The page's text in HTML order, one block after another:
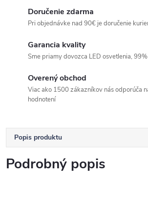
Doručenie zdarma
Pri objednávke nad 90€ je doručenie
Garancia kvality
Sme priamy dovozca LED osvetlenia,
Overený obchod
Viac ako 1500 zákazníkov nás odporúča
hodnotení
Popis produktu
Podrobný popis